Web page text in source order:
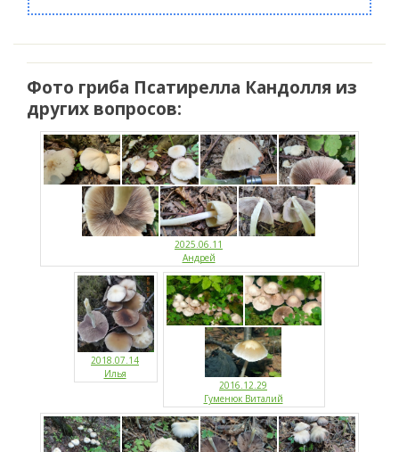
Фото гриба Псатирелла Кандолля из
других вопросов:
2025.06.11
Андрей
2018.07.14
Илья
2016.12.29
Гуменюк Виталий